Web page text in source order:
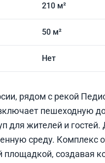
210 м²
50 м²
Нет
рядом с рекой
пешеходную
для жителей и
среду. Комплекс
создавая